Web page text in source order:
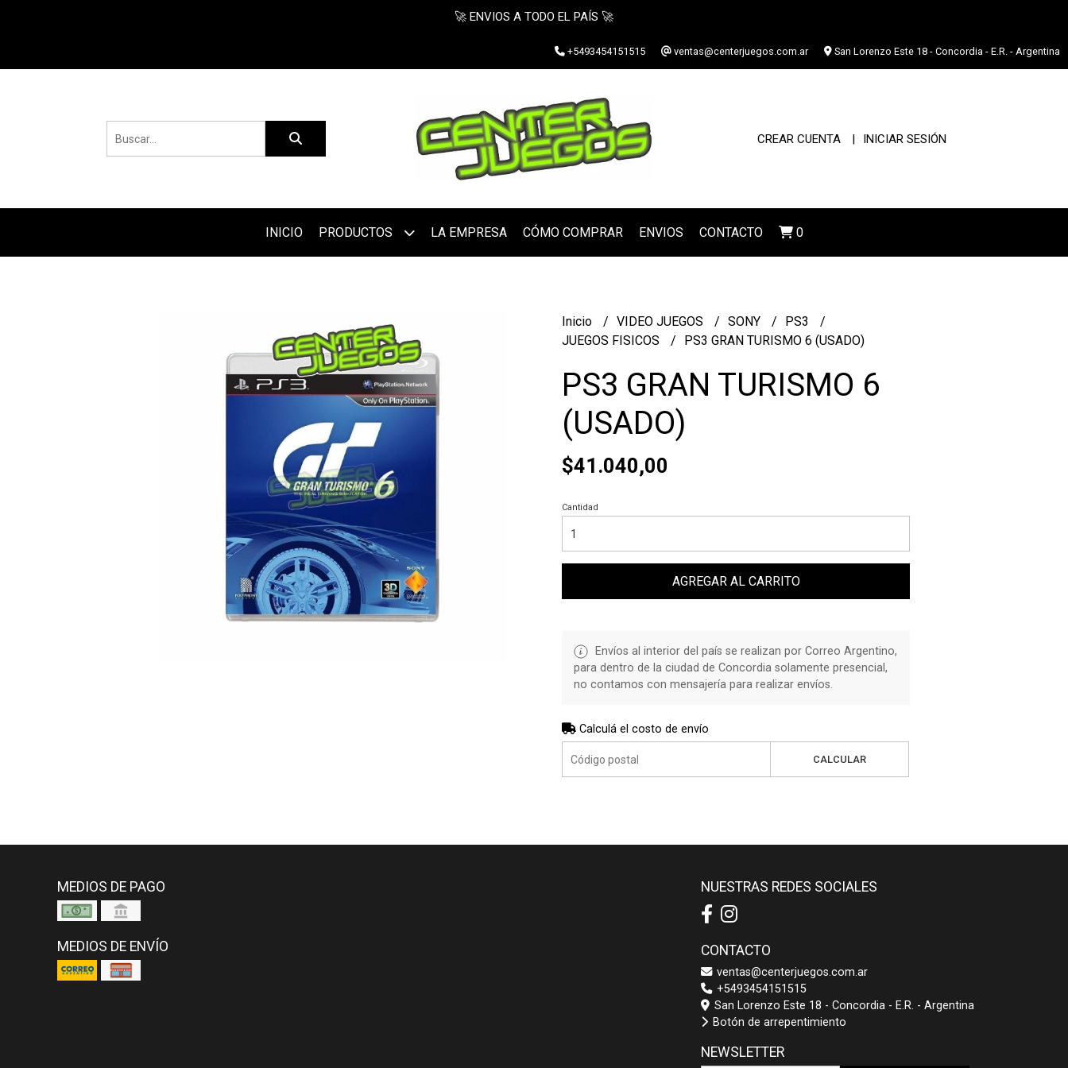
🚀 ENVIOS A TODO EL PAÍS 🚀
+5493454151515 ventas@centerjuegos.com.ar San Lorenzo Este 18 - Concordia - E.R. - Argentina
CREAR CUENTA INICIAR SESIÓN
INICIO PRODUCTOS LA EMPRESA CÓMO COMPRAR ENVIOS CONTACTO 0
Inicio VIDEO JUEGOS SONY
PS3
JUEGOS FISICOS
PS3 GRAN TURISMO 6 (USADO)
PS3 GRAN TURISMO 6
(USADO)
$41.040,00
Cantidad
AGREGAR AL CARRITO
Envíos al interior del país se realizan por Correo Argentino,
para dentro de la ciudad de Concordia solamente presencial,
no contamos con mensajería para realizar envíos.
Calculá el costo de envío
CALCULAR
MEDIOS DE PAGO
MEDIOS DE ENVÍO
NUESTRAS REDES SOCIALES
CONTACTO
ventas@centerjuegos.com.ar
+5493454151515
San Lorenzo Este 18 - Concordia - E.R. - Argentina
Botón de arrepentimiento
NEWSLETTER